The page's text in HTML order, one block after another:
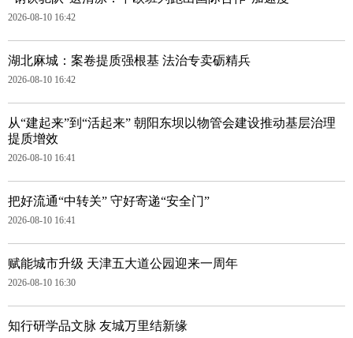
2026-08-10 16:42
湖北麻城：案卷提质强根基 法治专卖砺精兵
2026-08-10 16:42
从“建起来”到“活起来” 朝阳东坝以物管会建设推动基层治理
提质增效
2026-08-10 16:41
把好流通“中转关” 守好寄递“安全门”
2026-08-10 16:41
赋能城市升级 天津五大道公园迎来一周年
2026-08-10 16:30
知行研学品文脉 友城万里结新缘